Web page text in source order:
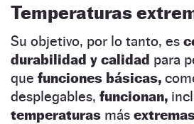
Temperaturas
Su objetivo, por lo tanto, es
durabilidad y calidad para
que funciones básicas,
desplegables, funcionan,
temperaturas más